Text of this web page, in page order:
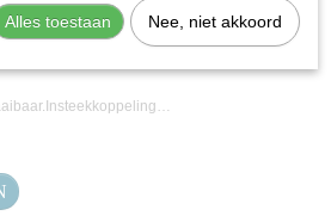
Alles toestaan Nee, niet akkoord